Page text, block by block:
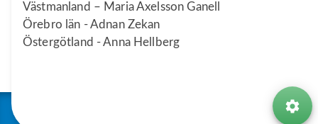
Västmanland – Maria Axelsson Ganell
Örebro län - Adnan Zekan
Östergötland - Anna Hellberg